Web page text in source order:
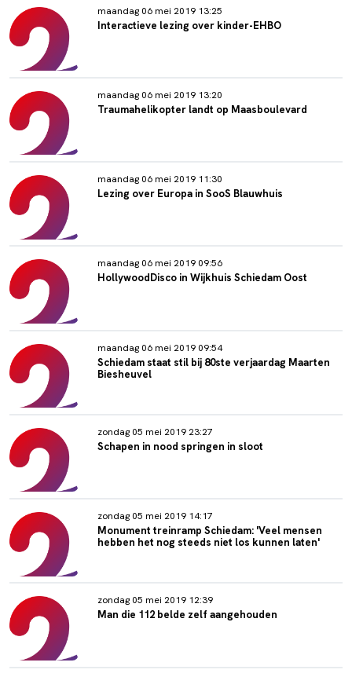
maandag 06 mei 2019 13:25
Interactieve lezing over kinder-EHBO
maandag 06 mei 2019 13:20
Traumahelikopter landt op Maasboulevard
maandag 06 mei 2019 11:30
Lezing over Europa in SooS Blauwhuis
maandag 06 mei 2019 09:56
HollywoodDisco in Wijkhuis Schiedam Oost
maandag 06 mei 2019 09:54
Schiedam staat stil bij 80ste verjaardag Maarten
Biesheuvel
zondag 05 mei 2019 23:27
Schapen in nood springen in sloot
zondag 05 mei 2019 14:17
Monument treinramp Schiedam: 'Veel mensen
hebben het nog steeds niet los kunnen laten'
zondag 05 mei 2019 12:39
Man die 112 belde zelf aangehouden